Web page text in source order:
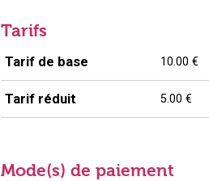
Tarifs
Tarif de base 10.00 €
Tarif réduit 5.00 €
Mode(s) de paiement